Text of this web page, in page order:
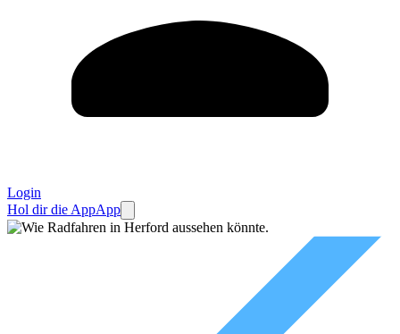
Login
Hol dir die AppApp